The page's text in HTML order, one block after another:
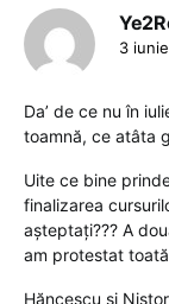
3
Da’ de ce nu în
toamnă, ce atâta
Uite ce bine
finalizarea
așteptați??? A
am protestat
Hăncescu și